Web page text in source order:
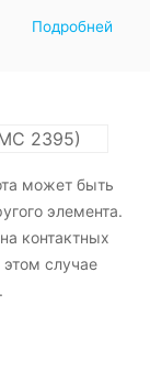
Подробней
2395)
может быть
элемента.
контактных
этом случае